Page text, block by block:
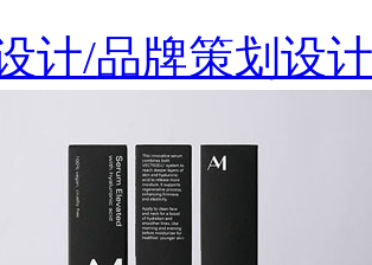
计/品牌策划设